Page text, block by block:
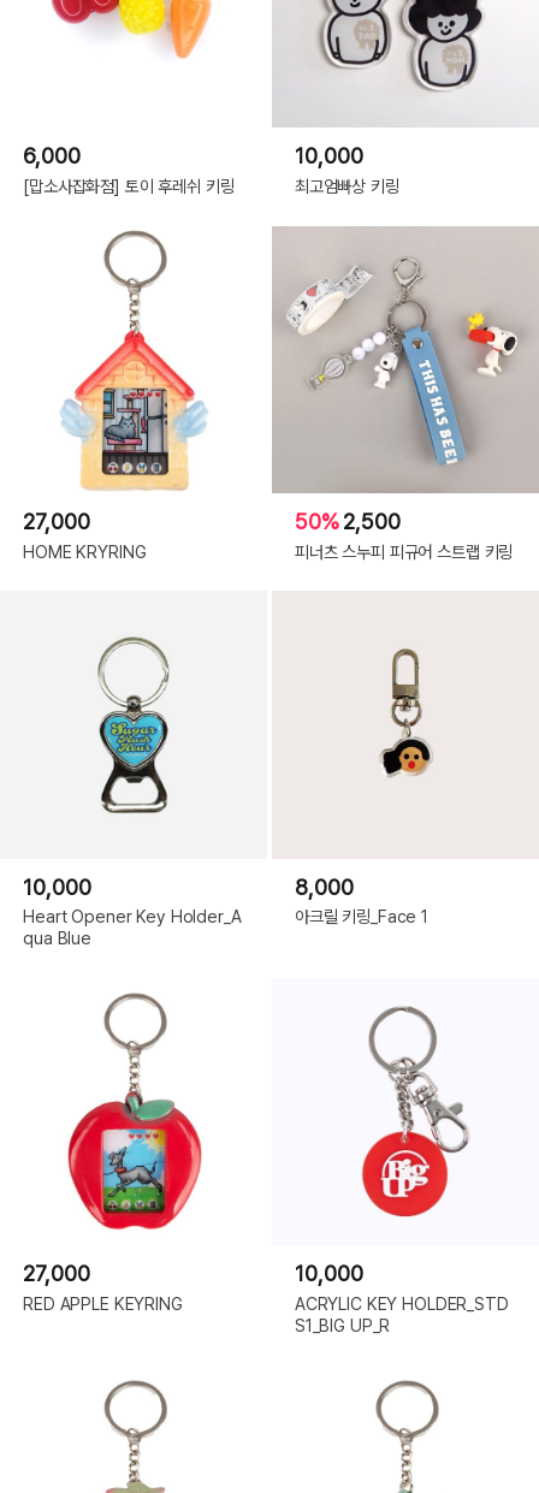
6,000
[맙소사잡화점] 토이 후레쉬 키링
10,000
최고엄빠상 키링
27,000
HOME KRYRING
50%2,500
피너츠 스누피 피규어 스트랩 키링
10,000
Heart Opener Key Holder_A
qua Blue
8,000
아크릴 키링_Face 1
27,000
RED APPLE KEYRING
10,000
ACRYLIC KEY HOLDER_STD
S1_BIG UP_R